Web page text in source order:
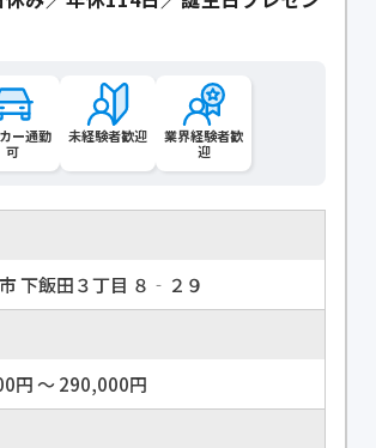
ー通勤
可
未経験者歓迎
業界経験者歓
迎
下飯田３丁目 ８‐２９
円 〜 290,000円